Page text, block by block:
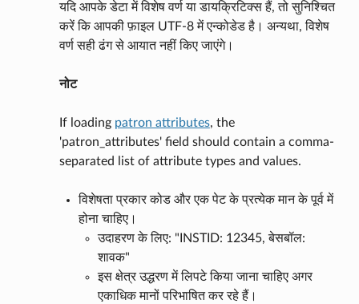
यदि आपके डेटा में विशेष वर्ण या डायक्रिटिक्स हैं, तो सुनिश्चित
करें कि आपकी फ़ाइल UTF-8 में एन्कोडेड है। अन्यथा, विशेष
वर्ण सही ढंग से आयात नहीं किए जाएंगे।
नोट
If loading patron attributes, the
'patron_attributes' field should contain a comma-
separated list of attribute types and values.
विशेषता प्रकार कोड और एक पेट के प्रत्येक मान के पूर्व में
होना चाहिए।
उदाहरण के लिए: "INSTID: 12345, बेसबॉल:
शावक"
इस क्षेत्र उद्धरण में लिपटे किया जाना चाहिए अगर
एकाधिक मानों परिभाषित कर रहे हैं।